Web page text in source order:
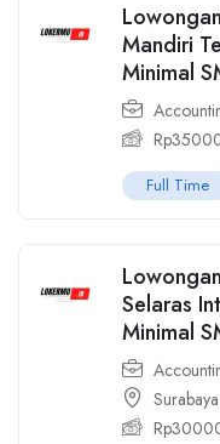
Mandiri
Minimal
Rp
Full Time
Selaras
Minimal
Surabaya
Rp